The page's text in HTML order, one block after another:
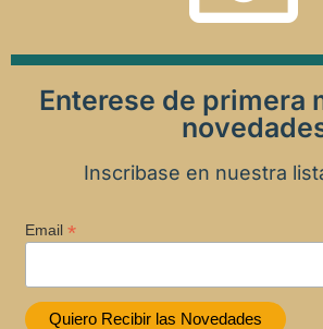
Enterese de primera
Inscribase en nuestra
Email *